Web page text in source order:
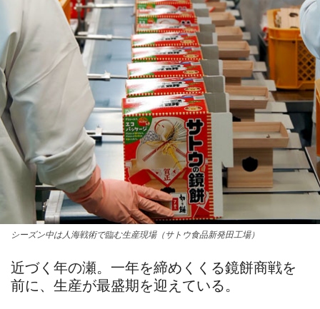
シーズン中は人海戦術で臨む生産現場（サトウ食品新発田工場）
近づく年の瀬。一年を締めくくる鏡餅商戦を
前に、生産が最盛期を迎えている。